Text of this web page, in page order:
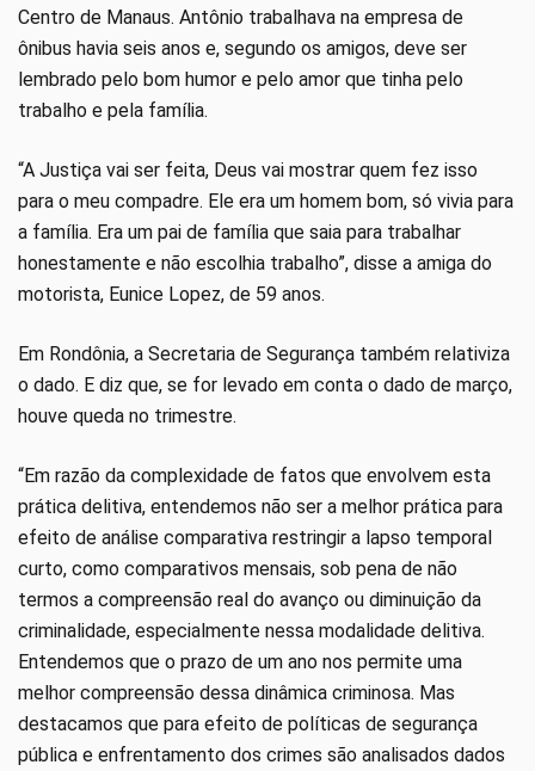
Centro de Manaus. Antônio trabalhava na empresa de
ônibus havia seis anos e, segundo os amigos, deve ser
lembrado pelo bom humor e pelo amor que tinha pelo
trabalho e pela família.
“A Justiça vai ser feita, Deus vai mostrar quem fez isso
para o meu compadre. Ele era um homem bom, só vivia para
a família. Era um pai de família que saia para trabalhar
honestamente e não escolhia trabalho”, disse a amiga do
motorista, Eunice Lopez, de 59 anos.
Em Rondônia, a Secretaria de Segurança também relativiza
o dado. E diz que, se for levado em conta o dado de março,
houve queda no trimestre.
“Em razão da complexidade de fatos que envolvem esta
prática delitiva, entendemos não ser a melhor prática para
efeito de análise comparativa restringir a lapso temporal
curto, como comparativos mensais, sob pena de não
termos a compreensão real do avanço ou diminuição da
criminalidade, especialmente nessa modalidade delitiva.
Entendemos que o prazo de um ano nos permite uma
melhor compreensão dessa dinâmica criminosa. Mas
destacamos que para efeito de políticas de segurança
pública e enfrentamento dos crimes são analisados dados